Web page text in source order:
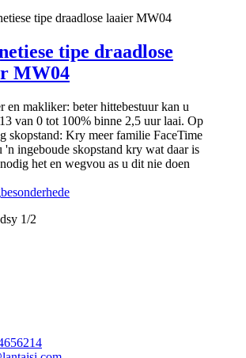
tipe draadlose
MW04
en makliker: beter hittebestuur kan u
van 0 tot 100% binne 2,5 uur laai. Op
skopstand: Kry meer familie FaceTime
'n ingeboude skopstand kry wat daar is
het en wegvou as u dit nie doen
besonderhede
1/2